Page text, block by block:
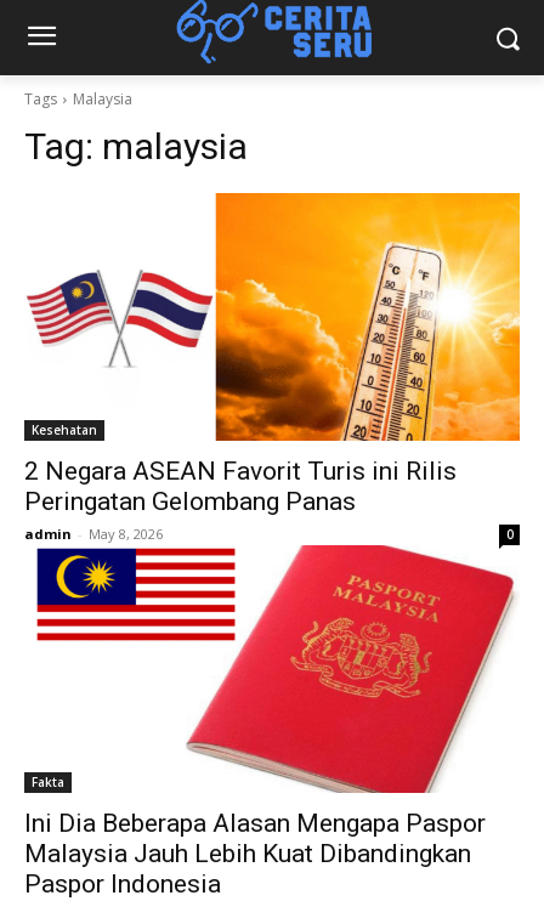
Tags Malaysia
Tag: malaysia
Kesehatan
2 Negara ASEAN Favorit Turis ini Rilis
Peringatan Gelombang Panas
admin - May 8, 2026 0
Fakta
Ini Dia Beberapa Alasan Mengapa Paspor
Malaysia Jauh Lebih Kuat Dibandingkan
Paspor Indonesia